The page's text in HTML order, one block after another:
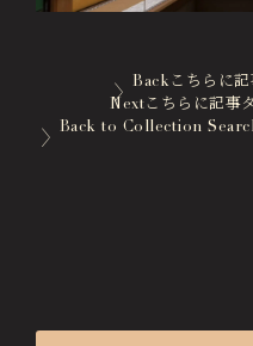
蘇山荘（和カ
THE
ザ ミュージア
Back こちらに記
Nextこちらに記事
Back to Collection